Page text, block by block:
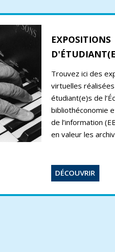
EXPOSITIONS
Trouvez ici des
virtuelles
étudiant(e)s de
bibliothéconomie
de l’information
en valeur les
DÉCOUVRIR